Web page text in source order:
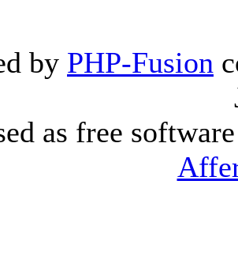
by PHP-Fusion
as free